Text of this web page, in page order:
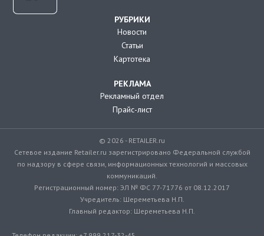
РУБРИКИ
Новости
Статьи
Картотека
РЕКЛАМА
Рекламный отдел
Прайс-лист
© 2026 - RETAILER.ru
Сетевое издание Retailer.ru зарегистрировано Федеральной службой
по надзору в сфере связи, информационных технологий и массовых
коммуникаций.
Регистрационный номер: ЭЛ № ФС 77-71776 от 08.12.2017
Учредитель: Шереметьева Н.П.
Главный редактор: Шереметьева Н.П.